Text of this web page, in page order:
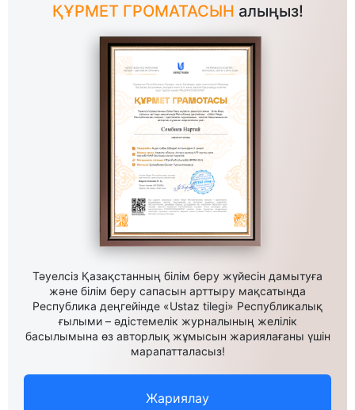
ҚҰРМЕТ ГРОМАТАСЫН алыңыз!
Тәуелсіз Қазақстанның білім беру жүйесін дамытуға
және білім беру сапасын арттыру мақсатында
Республика деңгейінде «Ustaz tilegi» Республикалық
ғылыми – әдістемелік журналының желілік
басылымына өз авторлық жұмысын жариялағаны үшін
марапатталасыз!
Жариялау